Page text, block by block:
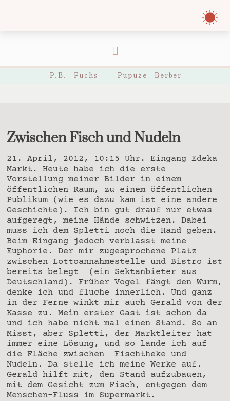
P.B. Fuchs – Pupuze Berber
Zwischen Fisch und Nudeln
21. April, 2012, 10:15 Uhr. Eingang Edeka
Markt. Heute habe ich die erste
Vorstellung meiner Bilder in einem
öffentlichen Raum, zu einem öffentlichen
Publikum (wie es dazu kam ist eine andere
Geschichte). Ich bin gut drauf nur etwas
aufgeregt, meine Hände schwitzen. Dabei
muss ich dem Spletti noch die Hand geben.
Beim Eingang jedoch verblasst meine
Euphorie. Der mir zugesprochene Platz
zwischen Lottoannahmestelle und Bistro ist
bereits belegt (ein Sektanbieter aus
Deutschland). Früher Vogel fängt den Wurm,
denke ich und fluche innerlich. Und ganz
in der Ferne winkt mir auch Gerald von der
Kasse zu. Mein erster Gast ist schon da
und ich habe nicht mal einen Stand. So an
Misst, aber Spletti, der Marktleiter hat
immer eine Lösung, und so lande ich auf
die Fläche zwischen Fischtheke und
Nudeln. Da stelle ich meine Werke auf.
Gerald hilft mit, den Stand aufzubauen,
mit dem Gesicht zum Fisch, entgegen dem
Menschen-Fluss im Supermarkt.